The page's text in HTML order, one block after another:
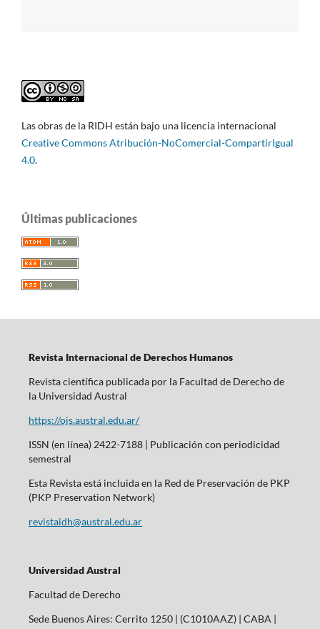
Las obras de la RIDH están bajo una licencia internacional
Creative Commons Atribución-NoComercial-CompartirIgual
4.0.
Últimas publicaciones
Revista Internacional de Derechos Humanos
Revista científica publicada por la Facultad de Derecho de
la Universidad Austral
https://ojs.austral.edu.ar/
ISSN (en línea) 2422-7188 | Publicación con periodicidad
semestral
Esta Revista está incluida en la Red de Preservación de PKP
(PKP Preservation Network)
revistaidh@austral.edu.ar
Universidad Austral
Facultad de Derecho
Sede Buenos Aires: Cerrito 1250 | (C1010AAZ) | CABA |